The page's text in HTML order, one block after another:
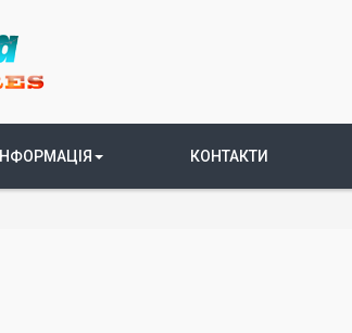
ІНФОРМАЦІЯ КОНТАКТИ